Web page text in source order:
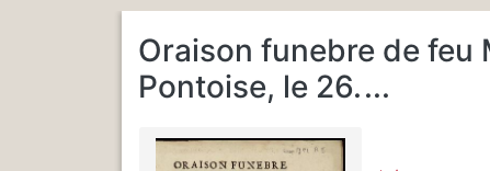
Oraison funebre de feu
Pontoise, le 26....